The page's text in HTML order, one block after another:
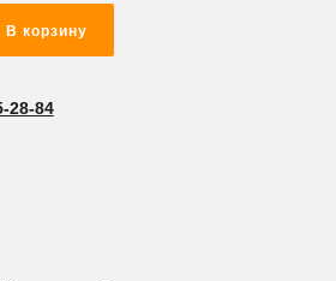
В корзину
28-84